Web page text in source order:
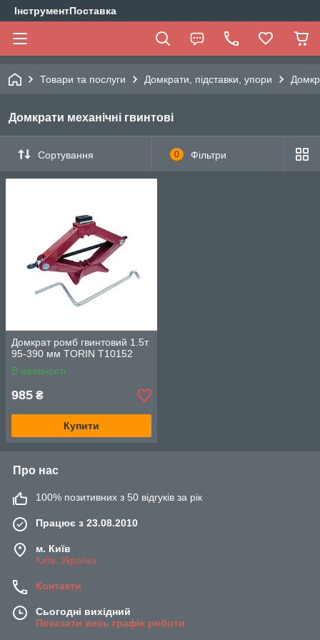
ІнструментПоставка
Товари та послуги Домкрати, підставки, упори
Домкрати механічні гвинтові
Сортування 0 Фільтри
Домкрат ромб гвинтовий 1.5т
95-390 мм TORIN T10152
В наявності
985 ₴
Купити
Про нас
100% позитивних з 50 відгуків за рік
Працює з 23.08.2010
м. Київ
Київ, Україна
Контакти
Сьогодні вихідний
Показати весь графік роботи